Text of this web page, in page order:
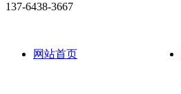
137-6438-3667
网站首页